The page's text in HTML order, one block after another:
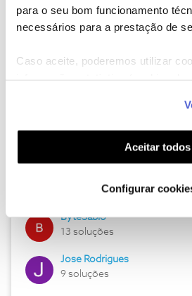
para o seu bom funcionamento
necessários para a prestação de
Caso aceite, poderemos utilizar
funcionalidades (cookies de
funcionalidade) e adaptar
(cookies de publicidade
utilização dos cookies clicando em
Aceitar todos
Configurar
Hall of Fame de julho
17 soluções
ByteSábio
13 soluções
Jose Rodrigues
9 soluções